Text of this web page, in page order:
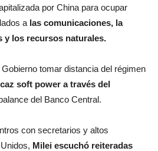
por China para ocupar
a las comunicaciones, la
y los recursos naturales.
tomar distancia del régimen
soft power a través del
del Banco Central.
con secretarios y altos
Milei escuchó reiteradas